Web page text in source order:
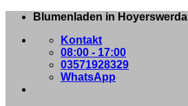
Zum
springen
Blumenladen in Hoyerswerda
Kontakt
08:00 - 17:00
03571928329
WhatsApp